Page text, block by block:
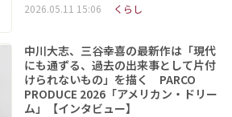
2026.05.11 15:06 くらし
中川大志、三谷幸喜の最新作は「現代
にも通ずる、過去の出来事として片付
けられないもの」を描く PARCO
PRODUCE 2026「アメリカン・ドリー
ム」【インタビュー】